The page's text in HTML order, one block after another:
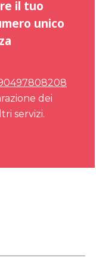
il tuo
unico
dei
servizi.